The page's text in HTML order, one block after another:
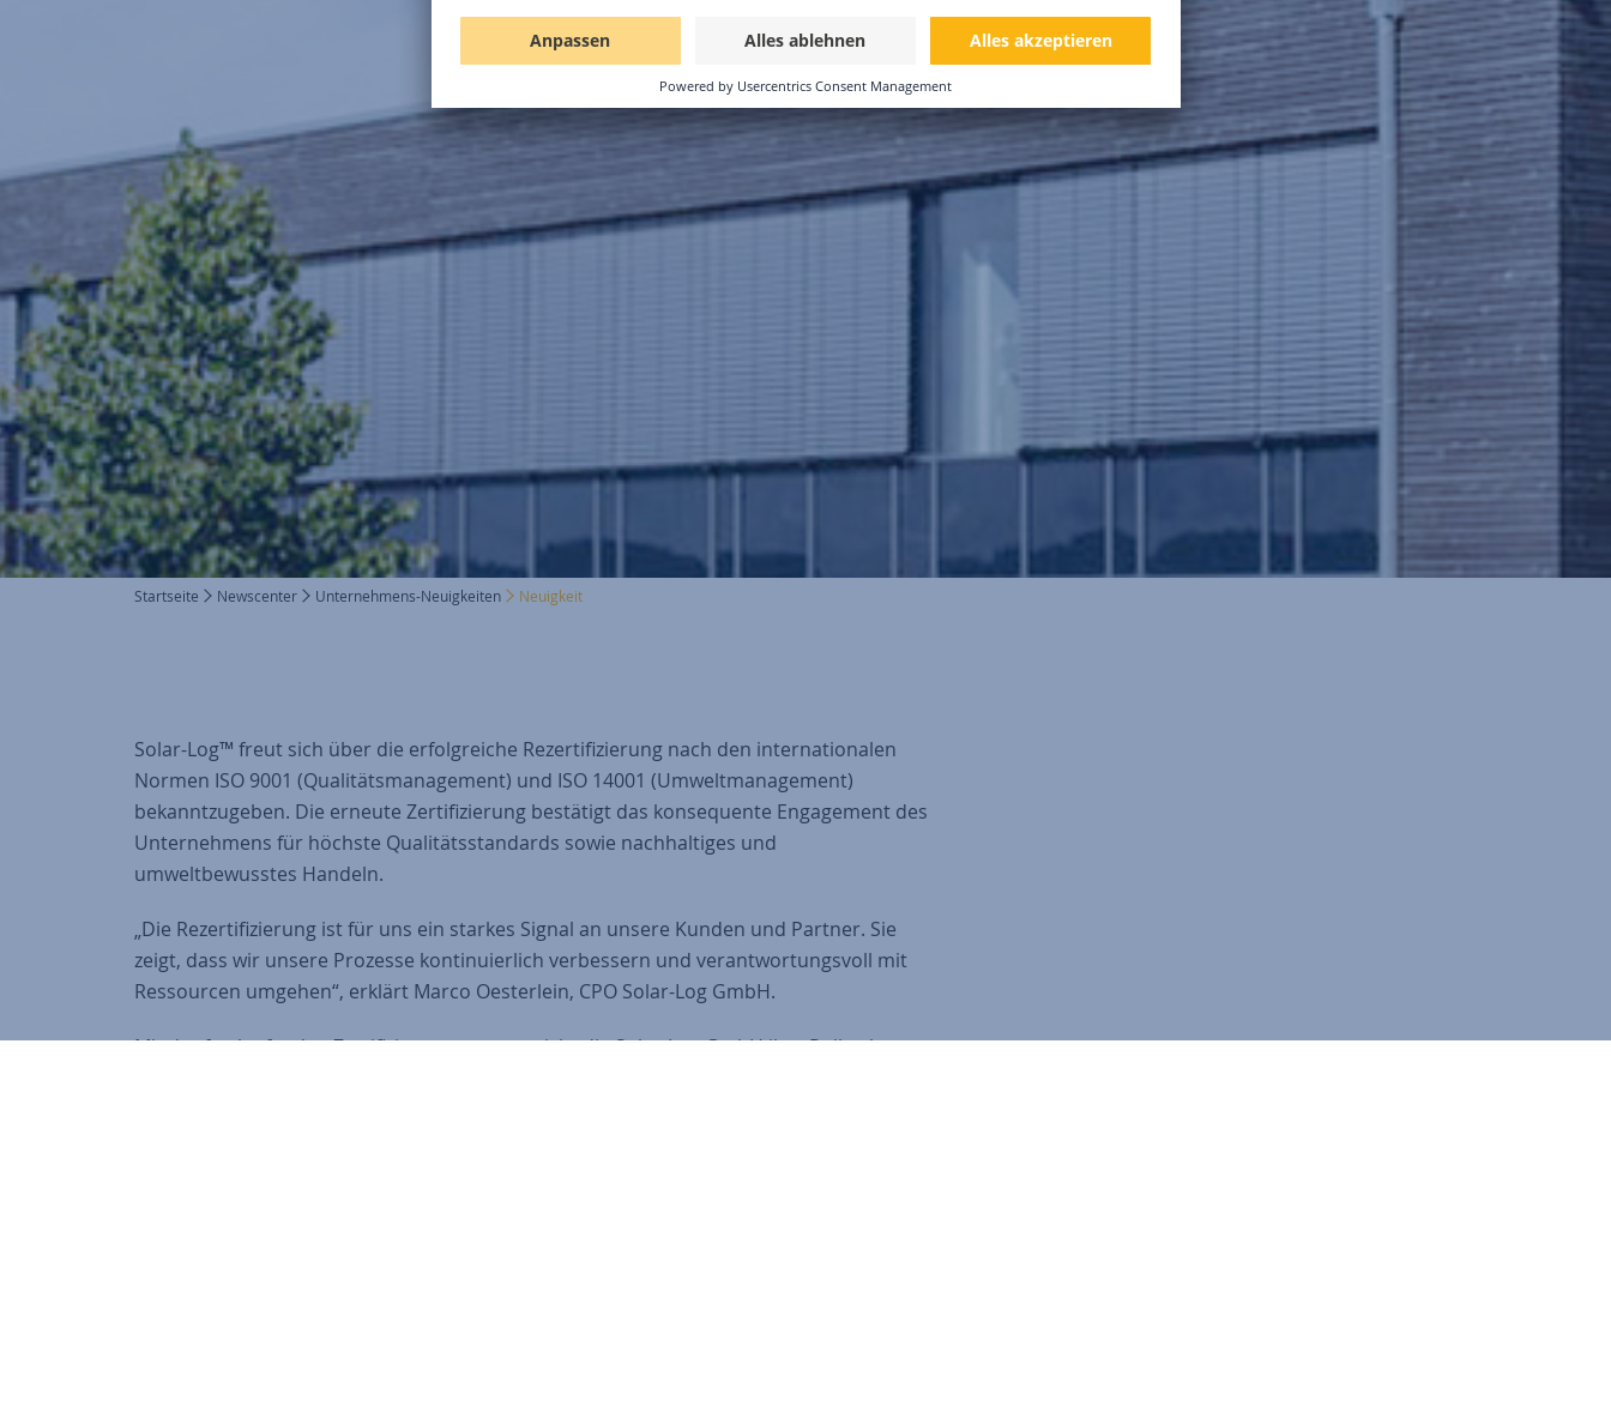
Startseite Newscenter Unternehmens-Neuigkeiten Neuigkeit
Solar-Log™ freut sich über die erfolgreiche Rezertifizierung nach den internationalen
Normen ISO 9001 (Qualitätsmanagement) und ISO 14001 (Umweltmanagement)
bekanntzugeben. Die erneute Zertifizierung bestätigt das konsequente Engagement des
Unternehmens für höchste Qualitätsstandards sowie nachhaltiges und
umweltbewusstes Handeln.
„Die Rezertifizierung ist für uns ein starkes Signal an unsere Kunden und Partner. Sie
zeigt, dass wir unsere Prozesse kontinuierlich verbessern und verantwortungsvoll mit
Ressourcen umgehen“, erklärt Marco Oesterlein, CPO Solar-Log GmbH.
Mit der fortlaufenden Zertifizierung unterstreicht die Solar-Log GmbH ihre Rolle als